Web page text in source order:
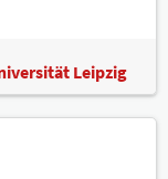
Leipzig